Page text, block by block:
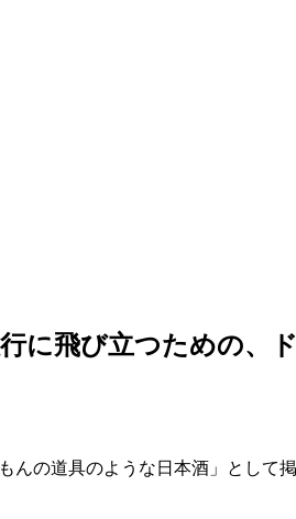
に飛び立つための
んの道具のような日本酒」として